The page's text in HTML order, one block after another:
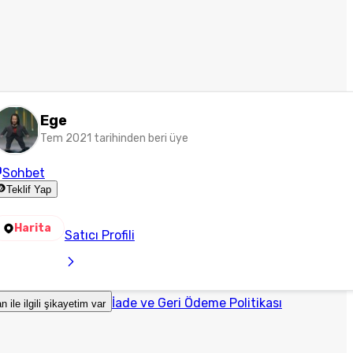
Ege
Tem 2021 tarihinden beri üye
Sohbet
Teklif Yap
Harita Satıcı Profili
ile ilgili şikayetim var İade ve Geri Ödeme Politikası